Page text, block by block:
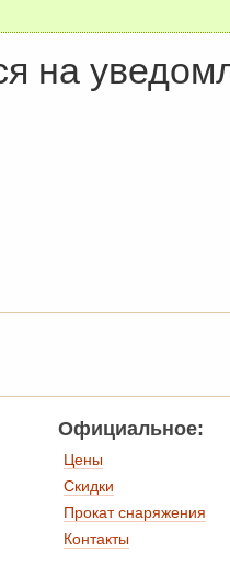
на
Официальное:
Цены
Скидки
Прокат снаряжения
Контакты